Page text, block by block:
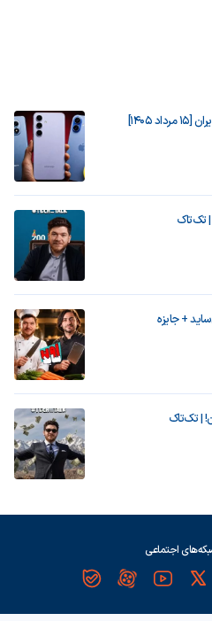
1405]
تک‌تاک
+ جایزه
اجتماعی